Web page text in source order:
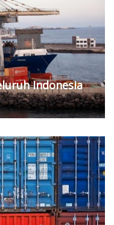
Indonesia